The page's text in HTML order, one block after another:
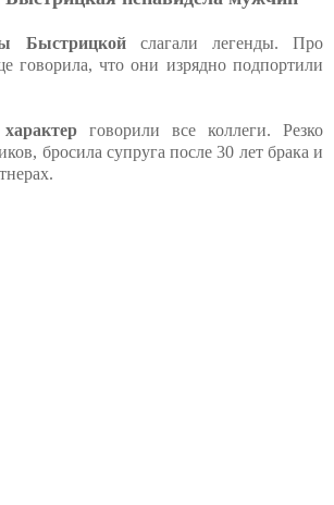
Быстрицкойслагали легенды. Про
говорила, что они изрядно подпортили
говорили все коллеги. Резко
бросила супруга после 30 лет брака и